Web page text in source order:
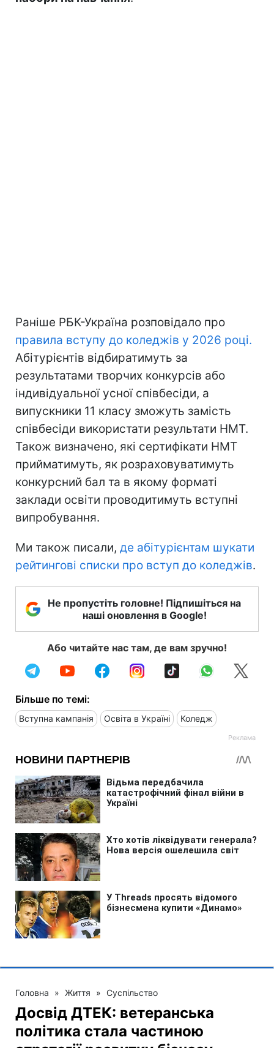
Раніше РБК-Україна розповідало про
правила вступу до коледжів у 2026 році.
Абітурієнтів відбиратимуть за
результатами творчих конкурсів або
індивідуальної усної співбесіди, а
випускники 11 класу зможуть замість
співбесіди використати результати НМТ.
Також визначено, які сертифікати НМТ
прийматимуть, як розраховуватимуть
конкурсний бал та в якому форматі
заклади освіти проводитимуть вступні
випробування.
Ми також писали, де абітурієнтам шукати
рейтингові списки про вступ до коледжів.
Не пропустіть головне! Підпишіться на
наші оновлення в Google!
Або читайте нас там, де вам зручно!
Більше по темі:
Вступна кампанія Освіта в Україні Коледж
Головна » Життя » Суспільство
Досвід ДТЕК: ветеранська
політика стала частиною